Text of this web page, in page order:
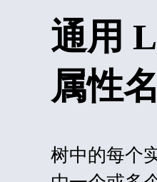
通用
属性
树中的每个